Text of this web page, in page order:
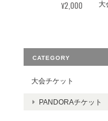
¥2,000 大
CATEGORY
大会チケット
PANDORAチケット